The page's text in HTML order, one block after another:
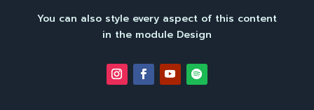
You can also style every aspect of this content
in the module Design